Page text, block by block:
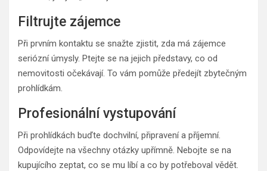
Filtrujte zájemce
Při prvním kontaktu se snažte zjistit, zda má zájemce
seriózní úmysly. Ptejte se na jejich představy, co od
nemovitosti očekávají. To vám pomůže předejít zbytečným
prohlídkám.
Profesionální vystupování
Při prohlídkách buďte dochvilní, připravení a příjemní.
Odpovídejte na všechny otázky upřímně. Nebojte se na
kupujícího zeptat, co se mu líbí a co by potřeboval vědět.